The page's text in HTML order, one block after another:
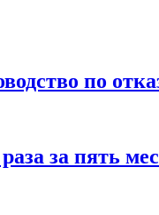
по
за пять